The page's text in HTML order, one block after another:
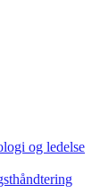
og ledelse